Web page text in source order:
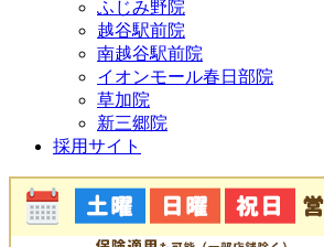
ふじみ野院
越谷駅前院
南越谷駅前院
イオンモール春日部院
草加院
新三郷院
採用サイト